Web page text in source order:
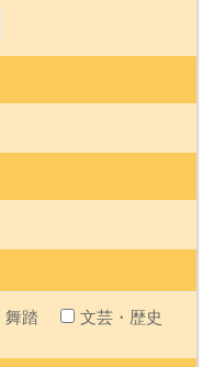
舞踏
文芸・歴史